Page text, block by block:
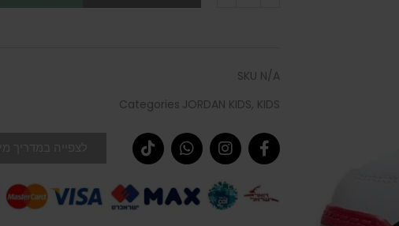
SKU N/A
Categories JORDAN KIDS, KIDS